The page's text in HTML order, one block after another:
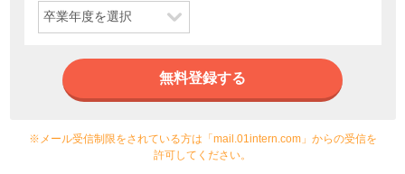
無料登録する
※メール受信制限をされている方は「mail.01intern.com」からの受信を
許可してください。